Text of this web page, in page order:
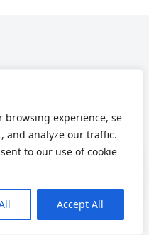
browsing experience, se
and analyze our traffic.
to our use of cookie
Accept All